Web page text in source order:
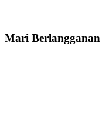
Mari Berlangganan